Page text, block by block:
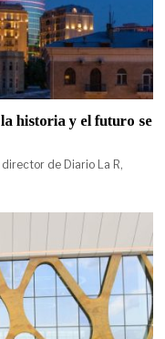
historia y el futuro se
de Diario La R,